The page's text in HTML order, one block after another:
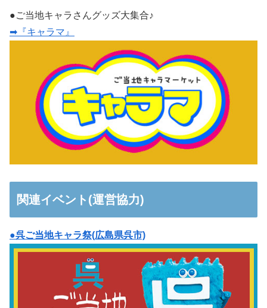
●ご当地キャラさんグッズ大集合♪
➡『キャラマ』
関連イベント(運営協力)
●呉ご当地キャラ祭(広島県呉市)